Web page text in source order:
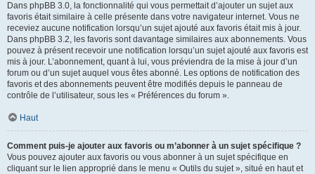
Dans phpBB 3.0, la fonctionnalité qui vous permettait d’ajouter un sujet aux
favoris était similaire à celle présente dans votre navigateur internet. Vous ne
receviez aucune notification lorsqu’un sujet ajouté aux favoris était mis à jour.
Dans phpBB 3.2, les favoris sont davantage similaires aux abonnements. Vous
pouvez à présent recevoir une notification lorsqu’un sujet ajouté aux favoris est
mis à jour. L’abonnement, quant à lui, vous préviendra de la mise à jour d’un
forum ou d’un sujet auquel vous êtes abonné. Les options de notification des
favoris et des abonnements peuvent être modifiés depuis le panneau de
contrôle de l’utilisateur, sous les « Préférences du forum ».
Haut
Comment puis-je ajouter aux favoris ou m’abonner à un sujet spécifique ?
Vous pouvez ajouter aux favoris ou vous abonner à un sujet spécifique en
cliquant sur le lien approprié dans le menu « Outils du sujet », situé en haut et